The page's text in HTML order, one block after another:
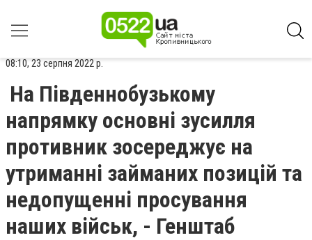
08:10, 23 серпня 2022 р.
На Південнобузькому
напрямку основні зусилля
противник зосереджує на
утриманні займаних позицій та
недопущенні просування
наших військ, - Генштаб